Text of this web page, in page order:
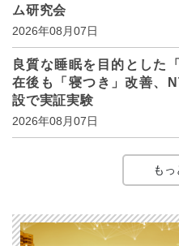
ム研究会
2026年08月07日
良質な睡眠を目的とした
在後も「寝つき」改善、
設で実証実験
2026年08月07日
もっ